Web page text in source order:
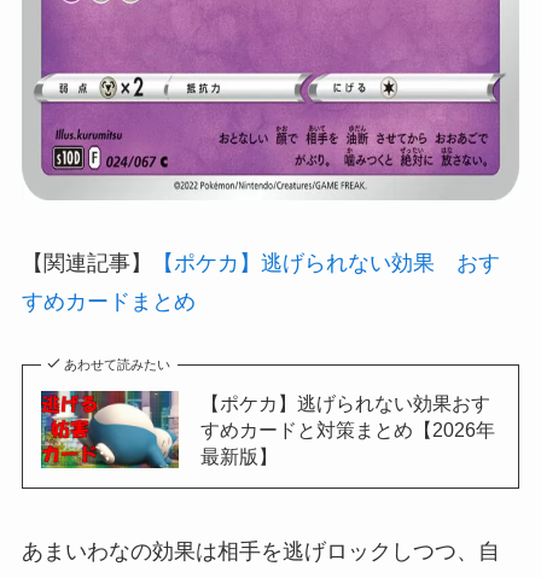
【関連記事】
【ポケカ】逃げられない効果 おす
すめカードまとめ
あわせて読みたい
【ポケカ】逃げられない効果おす
すめカードと対策まとめ【2026年
最新版】
あまいわなの効果は相手を逃げロックしつつ、自